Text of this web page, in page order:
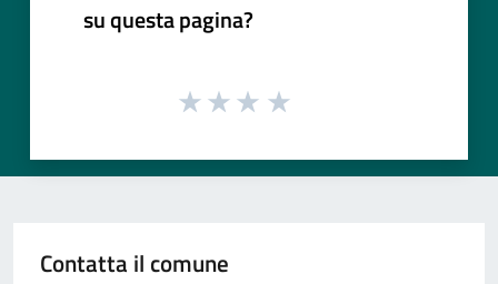
su questa pagina?
Contatta il comune